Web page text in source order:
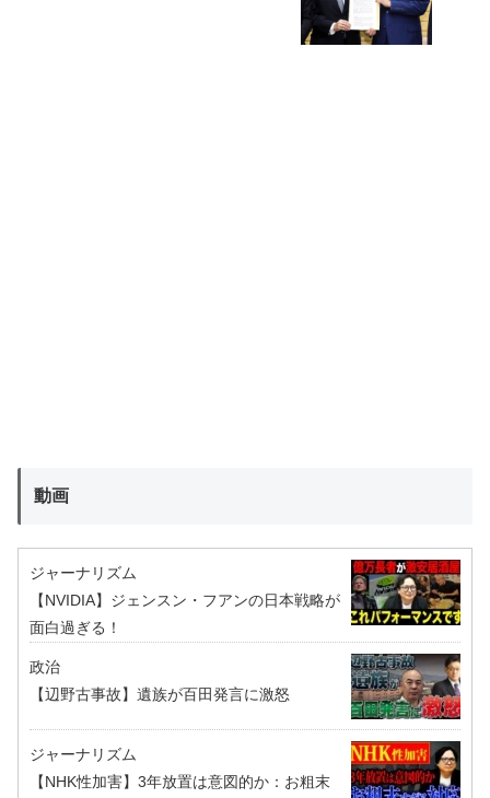
動画
ジャーナリズム
【NVIDIA】ジェンスン・フアンの日本戦略が
面白過ぎる！
政治
【辺野古事故】遺族が百田発言に激怒
ジャーナリズム
【NHK性加害】3年放置は意図的か：お粗末